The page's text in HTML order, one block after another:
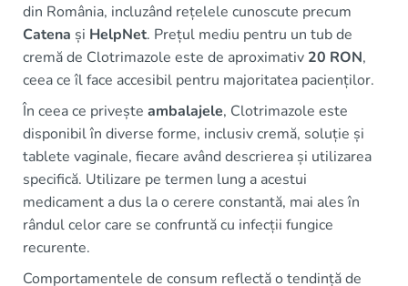
din România, incluzând rețelele cunoscute precum
Catena și HelpNet. Prețul mediu pentru un tub de
cremă de Clotrimazole este de aproximativ 20 RON,
ceea ce îl face accesibil pentru majoritatea pacienților.
În ceea ce privește ambalajele, Clotrimazole este
disponibil în diverse forme, inclusiv cremă, soluție și
tablete vaginale, fiecare având descrierea și utilizarea
specifică. Utilizare pe termen lung a acestui
medicament a dus la o cerere constantă, mai ales în
rândul celor care se confruntă cu infecții fungice
recurente.
Comportamentele de consum reflectă o tendință de